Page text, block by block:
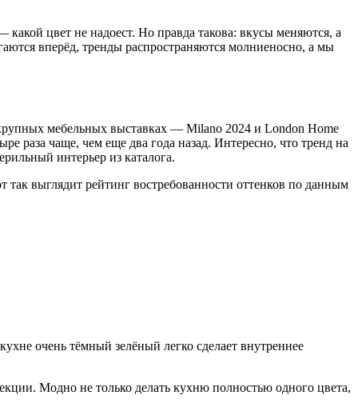
цвет не надоест. Но правда такова: вкусы меняются, а
вперёд, тренды распространяются молниеносно, а мы
мебельных выставках — Milano 2024 и London Home
раза чаще, чем еще два года назад. Интересно, что тренд на
интерьер из каталога.
выглядит рейтинг востребованности оттенков по данным
очень тёмный зелёный легко сделает внутреннее
Модно не только делать кухню полностью одного цвета,